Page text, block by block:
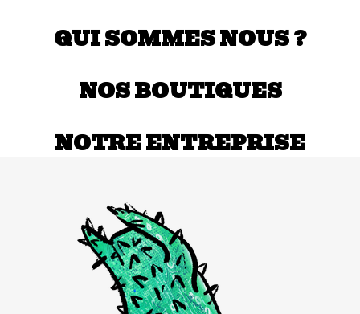
QUI SOMMES NOUS ?
NOS BOUTIQUES
NOTRE ENTREPRISE